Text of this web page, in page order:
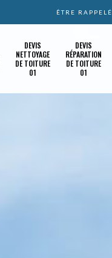
ÊTRE RAPPELÉ
DEVIS
NETTOYAGE
DE TOITURE
01
DEVIS
RÉPARATION
DE TOITURE
01